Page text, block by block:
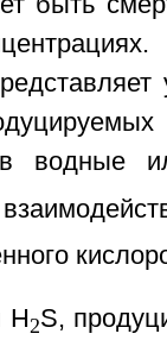
водные
H2S,